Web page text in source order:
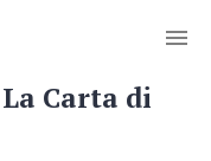
Carta di